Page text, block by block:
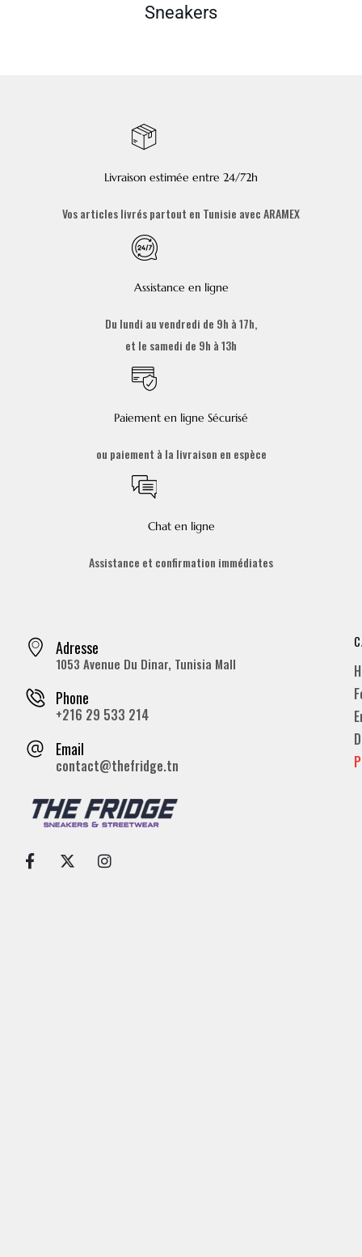
Sneakers
Livraison estimée entre 24/72h
Vos articles livrés partout en Tunisie avec ARAMEX
Assistance en ligne
Du lundi au vendredi de 9h à 17h,
et le samedi de 9h à 13h
Paiement en ligne Sécurisé
ou paiement à la livraison en espèce
Chat en ligne
Assistance et confirmation immédiates
Adresse
1053 Avenue Du Dinar, Tunisia Mall
Phone
+216 29 533 214
Email
contact@thefridge.tn